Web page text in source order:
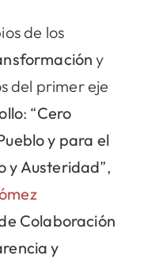
de los
y
del primer eje
: “Cero
y para el
y Austeridad”,
Colaboración
y